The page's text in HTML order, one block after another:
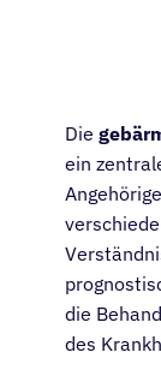
Die
ein
die
des